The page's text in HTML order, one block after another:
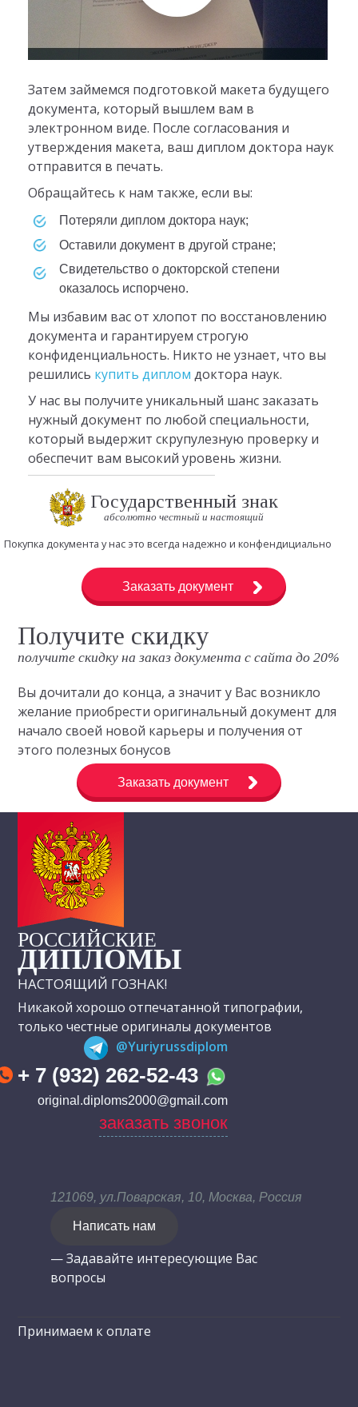
Затем займемся подготовкой макета будущего
документа, который вышлем вам в
электронном виде. После согласования и
утверждения макета, ваш диплом доктора наук
отправится в печать.
Обращайтесь к нам также, если вы:
потеряли диплом доктора наук;
оставили документ в другой стране;
свидетельство о докторской степени
оказалось испорчено.
Мы избавим вас от хлопот по восстановлению
документа и гарантируем строгую
конфиденциальность. Никто не узнает, что вы
решились купить диплом доктора наук.
У нас вы получите уникальный шанс заказать
нужный документ по любой специальности,
который выдержит скрупулезную проверку и
обеспечит вам высокий уровень жизни.
Государственный знак
абсолютно честный и настоящий
Покупка документа у нас это всегда надежно и конфендициально
Заказать документ
Получите скидку
получите скидку на заказ документа с сайта до 20%
Вы дочитали до конца, а значит у Вас возникло
желание приобрести оригинальный документ для
начало своей новой карьеры и получения от
этого полезных бонусов
Заказать документ
РОССИЙСКИЕ
ДИПЛОМЫ
НАСТОЯЩИЙ ГОЗНАК!
Никакой хорошо отпечатанной типографии,
только честные оригиналы документов
@Yuriyrussdiplom
+ 7 (932) 262-52-43
original.diploms2000@gmail.com
заказать звонок
121069, ул.Поварская, 10, Москва, Россия
Написать нам
— Задавайте интересующие Вас
вопросы
Принимаем к оплате